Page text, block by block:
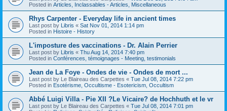
Posted in Articles, Inclassables - Articles, Miscellaneous
Rhys Carpenter - Everyday life in ancient times
Last post by Libris « Sat Nov 01, 2014 1:14 pm
Posted in Histoire - History
L'imposture des vaccinations - Dr. Alain Perrier
Last post by Libris « Thu Aug 14, 2014 7:40 pm
Posted in Conférences, témoignages - Meeting, testimonials
Jean de La Foye - Ondes de vie - Ondes de mort ...
Last post by Le Blaireau des Carpettes « Tue Jul 08, 2014 7:22 pm
Posted in Esotérisme, Occultisme - Esotericism, Occultism
Abbé Luigi Villa - Pie XII ?Le Vicaire? de Hochhuth et le vr
Last post by Le Blaireau des Carpettes « Tue Jul 08, 2014 7:01 pm